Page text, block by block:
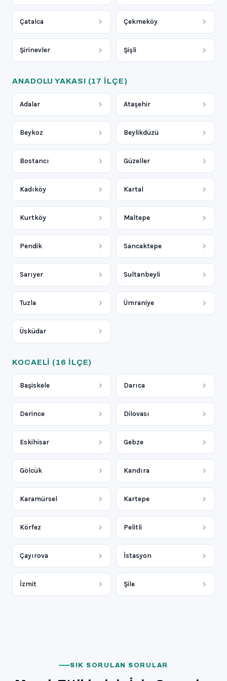
Çatalca Çekmeköy
Şirinevler Şişli
ANADOLU YAKASI (17 ILÇE)
Adalar Ataşehir
Beykoz Beylikdüzü
Bostancı Güzeller
Kadıköy Kartal
Kurtköy Maltepe
Pendik Sancaktepe
Sarıyer Sultanbeyli
Tuzla Ümraniye
Üsküdar
KOCAELI (16 ILÇE)
Başiskele Darıca
Derince Dilovası
Eskihisar Gebze
Gölcük Kandıra
Karamürsel Kartepe
Körfez Pelitli
Çayırova İstasyon
İzmit Şile
SIK SORULAN SORULAR